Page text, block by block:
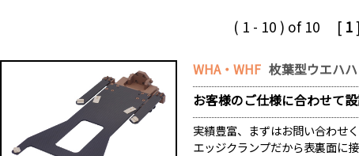
( 1 - 10 ) of 10 [ 1]
WHA・WHF 枚葉型ウエハ
お客様のご仕様に合わせて設
実績豊富、まずはお問い合わせく
エッジクランプだから表裏面に接